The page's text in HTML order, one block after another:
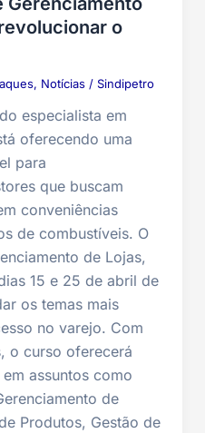
o
, Notícias/ Sindipetro
especialista em
oferecendo uma
para
que buscam
conveniências
de combustíveis. O
de Lojas,
15 e 25 de abril de
os temas mais
no varejo. Com
o curso oferecerá
assuntos como
de
Produtos, Gestão de